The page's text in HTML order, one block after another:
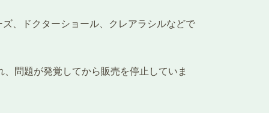
、ドクターショール、クレアラシルなどで
問題が発覚してから販売を停止していま